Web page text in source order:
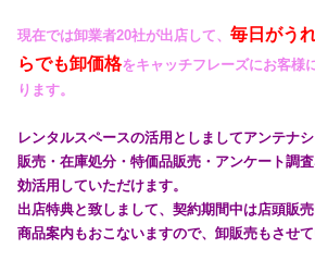
現在では卸業者20社が出店して、 毎日がう
らでも卸価格をキャッチフレーズにお客様
ります。
レンタルスペースの活用としましてアンテナ
販売・在庫処分・特価品販売・アンケート調
効活用していただけます。
出店特典と致しまして、契約期間中は店頭販
商品案内もおこないますので、卸販売もさせて